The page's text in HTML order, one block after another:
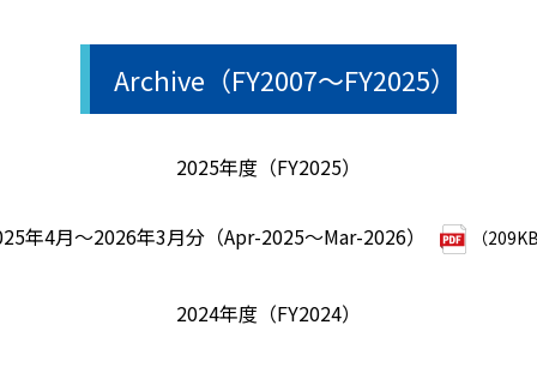
Archive（FY2007～FY2025）
2025年度（FY2025）
年4月～2026年3月分（Apr-2025～Mar-2026） （
2024年度（FY2024）